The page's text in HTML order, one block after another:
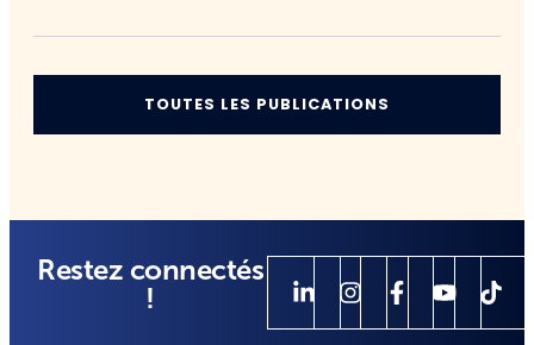
TOUTES LES PUBLICATIONS
Restez connectés
!